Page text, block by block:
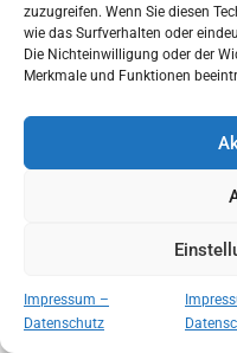
zuzugreifen. Wenn Sie diesen
wie das Surfverhalten oder
Die Nichteinwilligung oder der
Merkmale und Funktionen
Impressum –
Datenschutz
Schätzung,
für spezielle
Rechtsdatenbanken
nach oben
Kammerbeiträge
genannte
nach oben